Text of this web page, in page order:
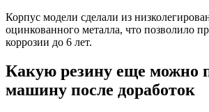
Корпус модели сделали из
оцинкованного металла, что позволило
коррозии до 6 лет.
Какую резину еще можно
машину после доработок